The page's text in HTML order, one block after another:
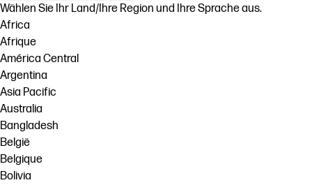
Wählen Sie Ihr Land/Ihre Region und Ihre Sprache aus.
Africa
Afrique
América Central
Argentina
Asia Pacific
Australia
Bangladesh
België
Belgique
Bolivia